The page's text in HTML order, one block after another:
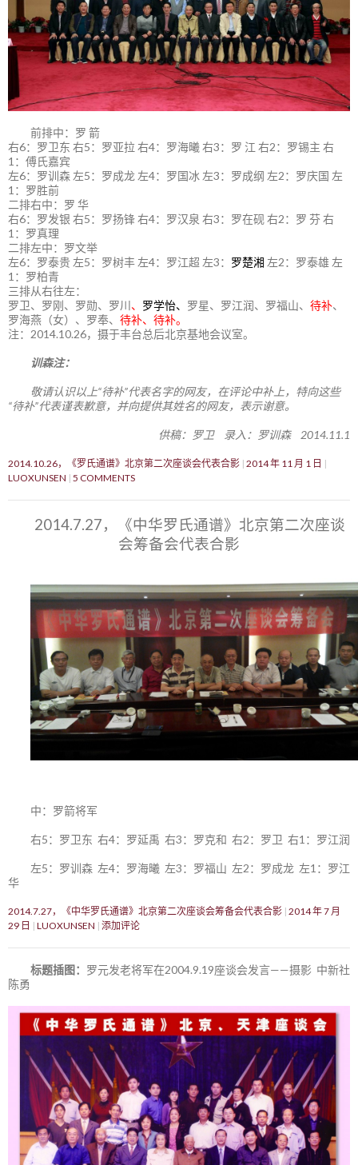
前排中：罗 箭
右6：罗卫东 右5：罗亚拉 右4：罗海曦 右3：罗 江 右2：罗锡主 右
1：傅氏嘉宾
左6：罗训森 左5：罗成龙 左4：罗国冰 左3：罗成纲 左2：罗庆国 左
1：罗胜前
二排右中：罗 华
右6：罗发银 右5：罗扬锋 右4：罗汉泉 右3：罗在砚 右2：罗 芬 右
1：罗真理
二排左中：罗文举
左6：罗泰贵 左5：罗树丰 左4：罗江超 左3： 罗楚湘 左2：罗泰雄 左
1：罗柏青
三排从右往左：
罗卫、罗刚、罗勋、罗川 、 罗学怡、 罗星、罗江润、罗福山、 待补、
罗海燕（女）、罗奉、 待补、待补。
注：2014.10.26，摄于丰台总后北京基地会议室。
训森注：
敬请认识以上“待补”代表名字的网友，在评论中补上，特向这些
“待补”代表谨表歉意，并向提供其姓名的网友，表示谢意。
供稿：罗卫 录入：罗训森 2014.11.1
2014.10.26，《罗氏通谱》北京第二次座谈会代表合影 2014 年 11 月 1 日
LUOXUNSEN 5 COMMENTS
2014.7.27，《中华罗氏通谱》北京第二次座谈
会筹备会代表合影
中：罗箭将军
右5：罗卫东 右4：罗延禹 右3：罗克和 右2：罗卫 右1：罗江润
左5：罗训森 左4：罗海曦 左3：罗福山 左2：罗成龙 左1：罗江
华
2014.7.27，《中华罗氏通谱》北京第二次座谈会筹备会代表合影 2014 年 7 月
29 日
LUOXUNSEN 添加评论
标题插图： 罗元发老将军在2004.9.19座谈会发言——摄影 中新社
陈勇